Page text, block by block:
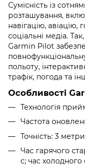
Сумісність із
розташування,
навігацію, авіацію,
соціальні медіа.
Garmin Pilot
польоту,
трафік, погода та
Особливості
Технологія
Частота
Точність: 3
Час гарячого
с; час холодного